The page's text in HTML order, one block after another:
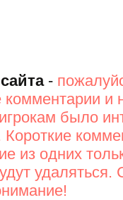
-
и
было
из одних
удаляться.